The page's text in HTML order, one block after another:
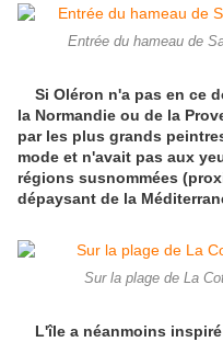
Entrée du hameau de
Si Oléron n'a pas en ce
la Normandie ou de la
par les plus grands
mode et n'avait pas aux
régions susnommées
dépaysant de la
Sur la plage de La
L'île a néanmoins